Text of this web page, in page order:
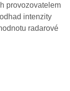
provozovatelem
intenzity
radarové